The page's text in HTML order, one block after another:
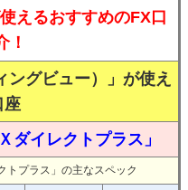
えるおすすめのFX口
！
ングビュー）」が使え
座
ダイレクトプラス」
トプラス」の主なスペック